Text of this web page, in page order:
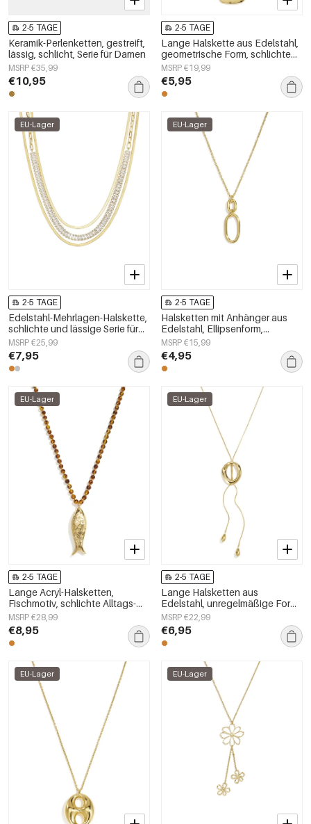
2-5 TAGE
Keramik-Perlenketten, gestreift,
lässig, schlicht, Serie für Damen
MSRP €35,99
€10,95
2-5 TAGE
Lange Halskette aus Edelstahl,
geometrische Form, schlichte
Alltags-Serie, Damenschmuck
MSRP €19,99
€5,95
EU-Lager
2-5 TAGE
Edelstahl-Mehrlagen-Halskette,
schlichte und lässige Serie für
Damen
MSRP €25,99
€7,95
EU-Lager
2-5 TAGE
Halsketten mit Anhänger aus
Edelstahl, Ellipsenform,
schlichte Serie
„Alltagsschmuck“,
Damenschmuck
MSRP €15,99
€4,95
EU-Lager
2-5 TAGE
Lange Acryl-Halsketten,
Fischmotiv, schlichte Alltags-
Serie, Damenschmuck
MSRP €28,99
€8,95
EU-Lager
2-5 TAGE
Lange Halsketten aus
Edelstahl, unregelmäßige Form,
schlichte Alltags-Serie,
Damenschmuck
MSRP €22,99
€6,95
EU-Lager EU-Lager